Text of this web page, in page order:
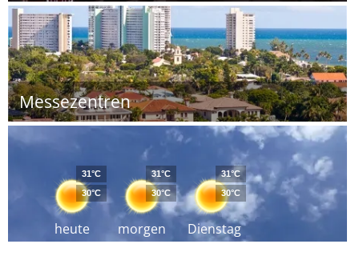
Messezentren
heute
31°C
30°C
morgen
31°C
30°C
Dienstag
31°C
30°C